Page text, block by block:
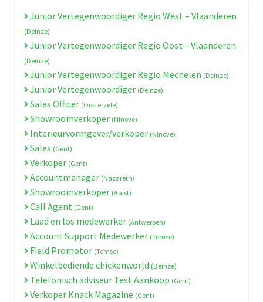
Junior Vertegenwoordiger Regio West – Vlaanderen
(Deinze)
Junior Vertegenwoordiger Regio Oost – Vlaanderen
(Deinze)
Junior Vertegenwoordiger Regio Mechelen (Deinze)
Junior Vertegenwoordiger (Deinze)
Sales Officer (Oosterzele)
Showroomverkoper (Ninove)
Interieurvormgever/verkoper (Ninove)
Sales (Gent)
Verkoper (Gent)
Accountmanager (Nazareth)
Showroomverkoper (Aalst)
Call Agent (Gent)
Laad en los medewerker (Antwerpen)
Account Support Medewerker (Temse)
Field Promotor (Temse)
Winkelbediende chickenworld (Deinze)
Telefonisch adviseur Test Aankoop (Gent)
Verkoper Knack Magazine (Gent)